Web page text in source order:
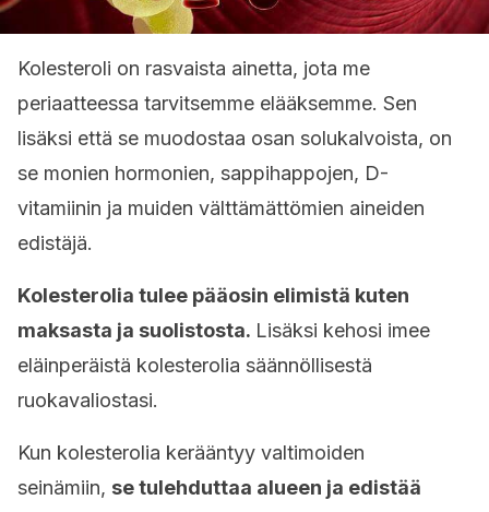
Kolesteroli on rasvaista ainetta, jota me
periaatteessa tarvitsemme elääksemme. Sen
lisäksi että se muodostaa osan solukalvoista, on
se monien hormonien, sappihappojen, D-
vitamiinin ja muiden välttämättömien aineiden
edistäjä.
Kolesterolia tulee pääosin elimistä kuten
maksasta ja suolistosta. Lisäksi kehosi imee
eläinperäistä kolesterolia säännöllisestä
ruokavaliostasi.
Kun kolesterolia kerääntyy valtimoiden
seinämiin, se tulehduttaa alueen ja edistää